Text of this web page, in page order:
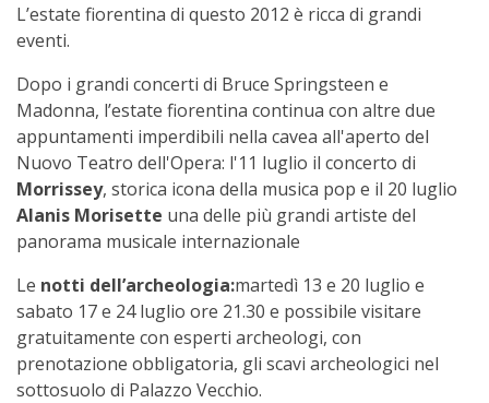
L’estate fiorentina di questo 2012 è ricca di grandi
eventi.
Dopo i grandi concerti di Bruce Springsteen e
Madonna, l’estate fiorentina continua con altre due
appuntamenti imperdibili nella cavea all'aperto del
Nuovo Teatro dell'Opera: l'11 luglio il concerto di
Morrissey, storica icona della musica pop e il 20 luglio
Alanis Morisette una delle più grandi artiste del
panorama musicale internazionale
Le notti dell’archeologia:martedì 13 e 20 luglio e
sabato 17 e 24 luglio ore 21.30 e possibile visitare
gratuitamente con esperti archeologi, con
prenotazione obbligatoria, gli scavi archeologici nel
sottosuolo di Palazzo Vecchio.